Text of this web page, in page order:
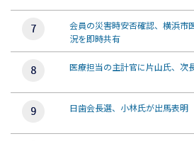
会員の災害時安否確認、横浜
況を即時共有
医療担当の主計官に片山氏、
日歯会長選、小林氏が出馬表